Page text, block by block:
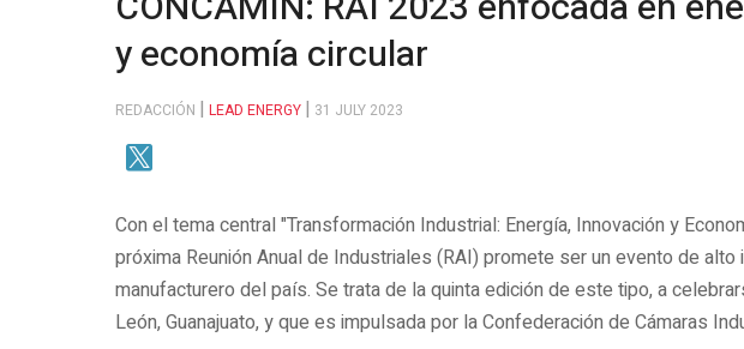
y economía circular
REDACCIÓN LEAD ENERGY 31 JULY 2023
Con el tema central "Transformación Industrial: Energía, Innovación y
próxima Reunión Anual de Industriales (RAI) promete ser un evento de
manufacturero del país. Se trata de la quinta edición de este tipo, a
León, Guanajuato, y que es impulsada por la Confederación de Cámaras